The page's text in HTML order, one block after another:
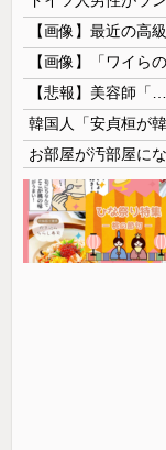
【画像】最近の高
【画像】「ワイら
【悲報】美容師
お部屋が汚部屋に